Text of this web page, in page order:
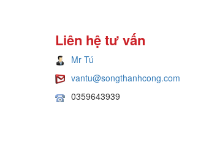
Liên hệ tư vấn
Mr Tú
vantu@songthanhcong.com
0359643939